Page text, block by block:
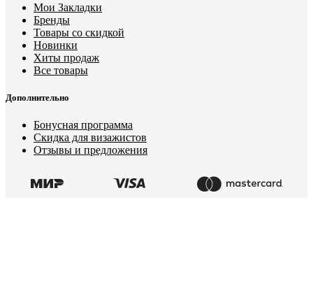
Мои Закладки
Бренды
Товары со скидкой
Новинки
Хиты продаж
Все товары
Дополнительно
Бонусная программа
Скидка для визажистов
Отзывы и предложения